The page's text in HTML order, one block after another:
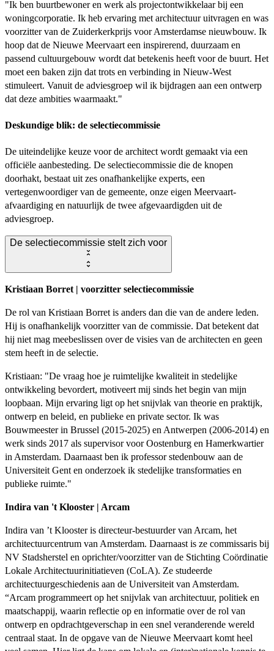
"Ik ben buurtbewoner en werk als projectontwikkelaar bij een
woningcorporatie. Ik heb ervaring met architectuur uitvragen en was
voorzitter van de Zuiderkerkprijs voor Amsterdamse nieuwbouw. Ik
hoop dat de Nieuwe Meervaart een inspirerend, duurzaam en
passend cultuurgebouw wordt dat betekenis heeft voor de buurt. Het
moet een baken zijn dat trots en verbinding in Nieuw-West
stimuleert. Vanuit de adviesgroep wil ik bijdragen aan een ontwerp
dat deze ambities waarmaakt."
Deskundige blik: de selectiecommissie
De uiteindelijke keuze voor de architect wordt gemaakt via een
officiële aanbesteding. De selectiecommissie die de knopen
doorhakt, bestaat uit zes onafhankelijke experts, een
vertegenwoordiger van de gemeente, onze eigen Meervaart-
afvaardiging en natuurlijk de twee afgevaardigden uit de
adviesgroep.
De selectiecommissie stelt zich voor
Kristiaan Borret | voorzitter selectiecommissie
De rol van Kristiaan Borret is anders dan die van de andere leden.
Hij is onafhankelijk voorzitter van de commissie. Dat betekent dat
hij niet mag meebeslissen over de visies van de architecten en geen
stem heeft in de selectie.
Kristiaan: "De vraag hoe je ruimtelijke kwaliteit in stedelijke
ontwikkeling bevordert, motiveert mij sinds het begin van mijn
loopbaan. Mijn ervaring ligt op het snijvlak van theorie en praktijk,
ontwerp en beleid, en publieke en private sector. Ik was
Bouwmeester in Brussel (2015-2025) en Antwerpen (2006-2014) en
werk sinds 2017 als supervisor voor Oostenburg en Hamerkwartier
in Amsterdam. Daarnaast ben ik professor stedenbouw aan de
Universiteit Gent en onderzoek ik stedelijke transformaties en
publieke ruimte."
Indira van 't Klooster | Arcam
Indira van ’t Klooster is directeur-bestuurder van Arcam, het
architectuurcentrum van Amsterdam. Daarnaast is ze commissaris bij
NV Stadsherstel en oprichter/voorzitter van de Stichting Coördinatie
Lokale Architectuurinitiatieven (CoLA). Ze studeerde
architectuurgeschiedenis aan de Universiteit van Amsterdam.
“Arcam programmeert op het snijvlak van architectuur, politiek en
maatschappij, waarin reflectie op en informatie over de rol van
ontwerp en opdrachtgeverschap in een snel veranderende wereld
centraal staat. In de opgave van de Nieuwe Meervaart komt heel